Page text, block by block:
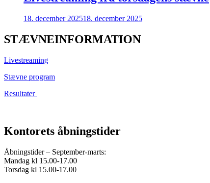
18. december 202518. december 2025
STÆVNEINFORMATION
Livestreaming
Stævne program
Resultater
Kontorets åbningstider
Åbningstider – September-marts:
Mandag kl 15.00-17.00
Torsdag kl 15.00-17.00